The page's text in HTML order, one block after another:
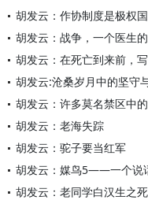
胡发云：作协制度是极权
胡发云：战争，一个医生
胡发云：在死亡到来前，
胡发云:沧桑岁月中的坚守
胡发云：许多莫名禁区中
胡发云：老海失踪
胡发云：驼子要当红军
胡发云：媒鸟5——一个说
胡发云：老同学白汉生之死